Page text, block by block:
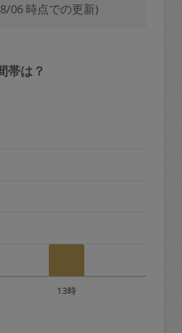
る場合、毎週定
は月1回までキャ
について：
06 時点での更新)
帯は？
13時